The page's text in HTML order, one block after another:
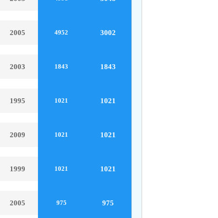
2005 4952 3002
2003 1843 1843
1995 1021 1021
2009 1021 1021
1999 1021 1021
2005 975 975